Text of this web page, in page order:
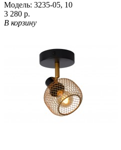
Модель: 3235-05, 10
3 280 р.
В корзину